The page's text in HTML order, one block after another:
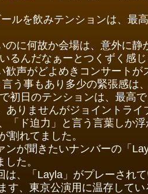
ルを飲みテンションは、最
のに何故か会場は、意外に
るんだなぁーとつくずく感じ
声がどよめきコンサートが
う事もあり多少の緊張感は
初日のテンションは、最高
ありませんがジョイントラ
ド迫力」と言う言葉しか
割れてました。
ンが聞きたいナンバーの「
た。
、「Layla」がプレーされて
す、東京公演用に温存して